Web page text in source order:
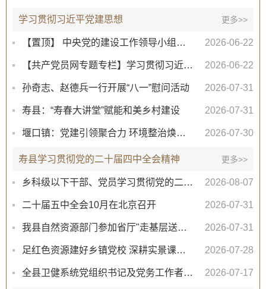
学习贯彻习近平党建思想 更多>>
【置顶】 中央党的建设工作领导小组印发《关于学习贯彻习近平党建思想的通知》 2026-06-22
【共产党员网专题专栏】学习贯彻习近平党建思想 2026-06-22
孙奇志、赵德兵一行开展“八一”慰问活动 2026-07-31
寿县：“寿春大讲堂”赋能和美乡村建设 2026-07-31
堰口镇：党建引领聚合力 环境整治焕新颜 2026-07-30
寿县学习贯彻党的二十届四中全会精神 更多>>
乡科级以下干部、党员学习贯彻党的二十届四中全会精神专题辅导课程 2026-08-07
二十届五中全会10月在北京召开 2026-07-31
我县自然资源部门参加省厅"走基层送理论 重实践建新功"青年集中宣讲调研活动 2026-07-31
足红色资源建好乡镇党校 深耕实景课堂砥砺初心使命 2026-07-28
全县卫健系统党组织书记及党务工作者培训班开班 2026-07-17